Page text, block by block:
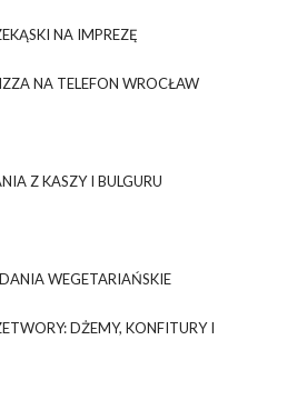
NA IMPREZĘ
NA TELEFON WROCŁAW
Z KASZY I BULGURU
WEGETARIAŃSKIE
DŻEMY, KONFITURY I